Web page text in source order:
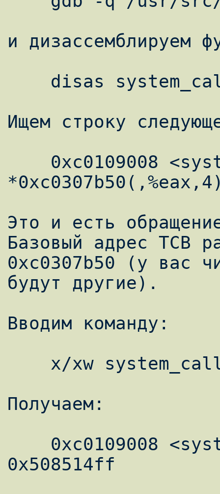
и дизассемблируем
Ищем строку
Это и есть
Базовый адрес ТСВ
0xc0307b50 (у вас
будут другие).
Вводим команду:
Получаем:
0x508514ff